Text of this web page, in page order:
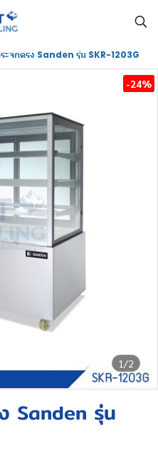
ะจกตรง Sanden รุ่น SKR-1203G
1/2
-24%
Sanden รุ่น